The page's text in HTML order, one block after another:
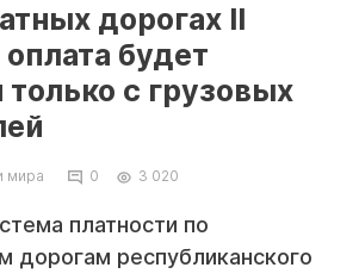
дорогах II
будет
только с грузовых
мира 0 3 020
платности по
дорогам республиканского